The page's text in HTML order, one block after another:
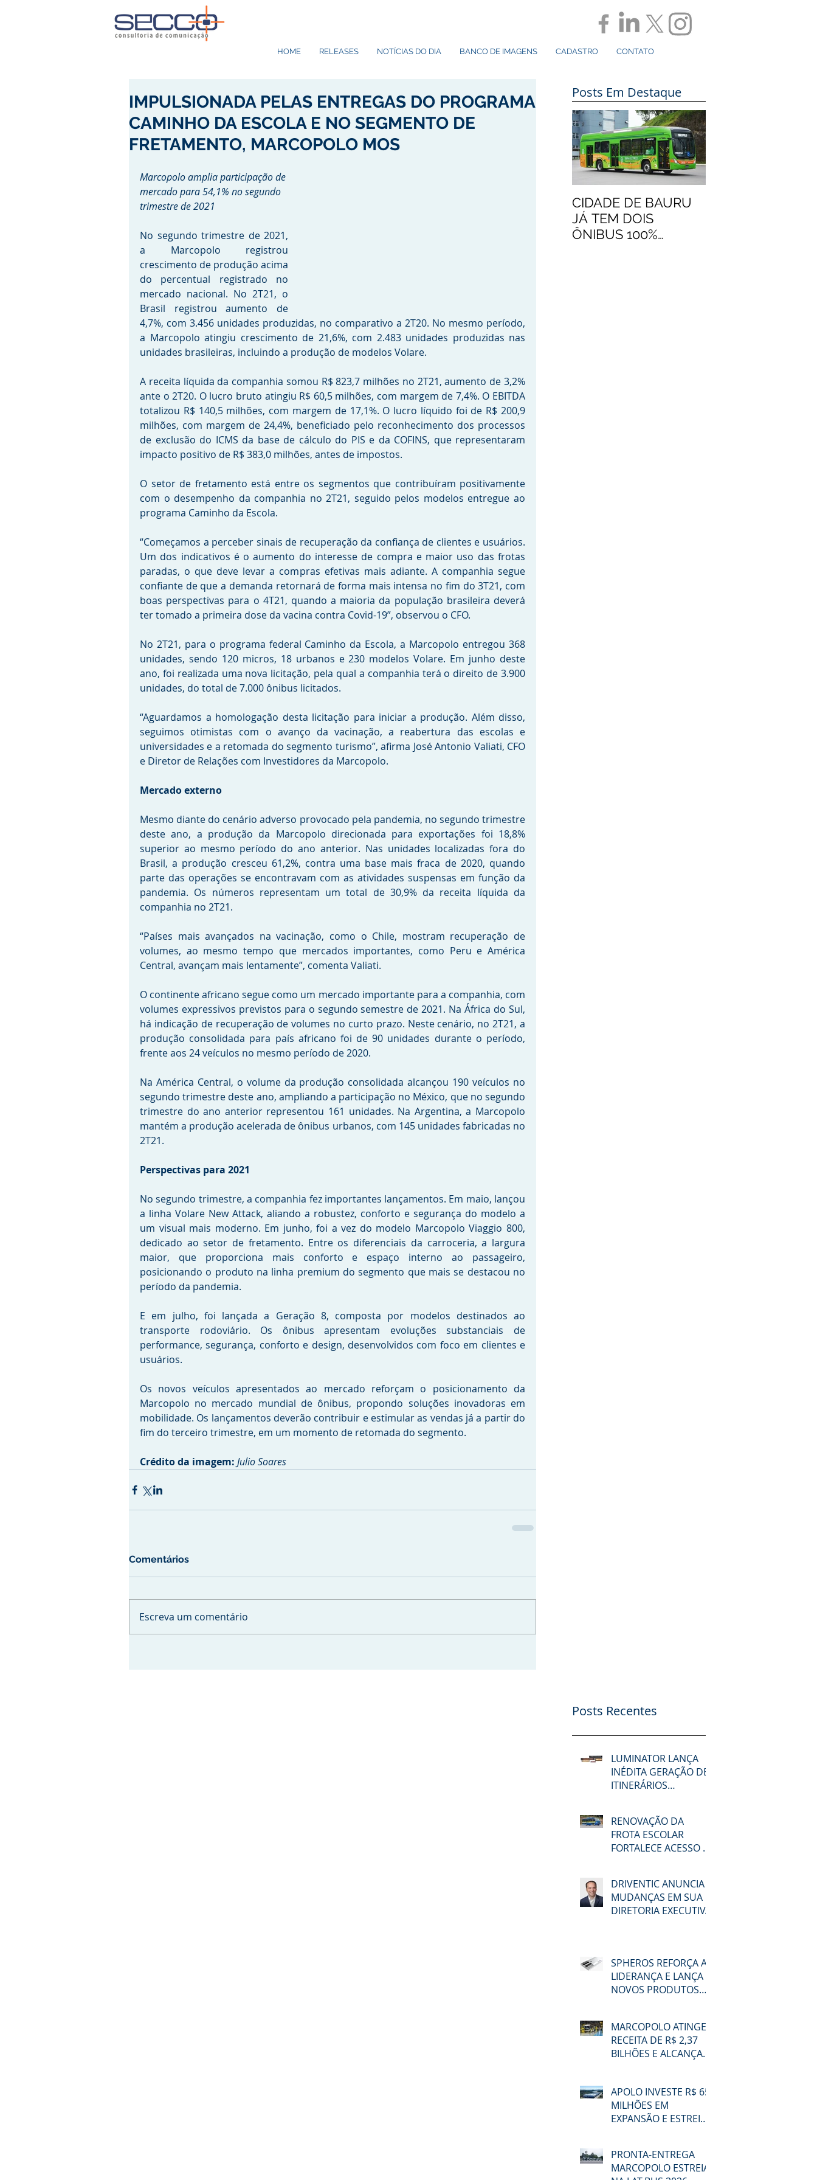
HOME RELEASES NOTÍCIAS DO DIA BANCO DE IMAGENS CADASTRO CONTATO
IMPULSIONADA PELAS ENTREGAS DO PROGRAMA
CAMINHO DA ESCOLA E NO SEGMENTO DE
FRETAMENTO, MARCOPOLO MOS
Marcopolo amplia participação de
mercado para 54,1% no segundo
trimestre de 2021
No segundo trimestre de 2021,
a Marcopolo registrou
crescimento de produção acima
do percentual registrado no
mercado nacional. No 2T21, o
Brasil registrou aumento de
4,7%, com 3.456 unidades produzidas, no comparativo a 2T20. No mesmo período,
a Marcopolo atingiu crescimento de 21,6%, com 2.483 unidades produzidas nas
unidades brasileiras, incluindo a produção de modelos Volare.
A receita líquida da companhia somou R$ 823,7 milhões no 2T21, aumento de 3,2%
ante o 2T20. O lucro bruto atingiu R$ 60,5 milhões, com margem de 7,4%. O EBITDA
totalizou R$ 140,5 milhões, com margem de 17,1%. O lucro líquido foi de R$ 200,9
milhões, com margem de 24,4%, beneficiado pelo reconhecimento dos processos
de exclusão do ICMS da base de cálculo do PIS e da COFINS, que representaram
impacto positivo de R$ 383,0 milhões, antes de impostos.
O setor de fretamento está entre os segmentos que contribuíram positivamente
com o desempenho da companhia no 2T21, seguido pelos modelos entregue ao
programa Caminho da Escola.
“Começamos a perceber sinais de recuperação da confiança de clientes e usuários.
Um dos indicativos é o aumento do interesse de compra e maior uso das frotas
paradas, o que deve levar a compras efetivas mais adiante. A companhia segue
confiante de que a demanda retornará de forma mais intensa no fim do 3T21, com
boas perspectivas para o 4T21, quando a maioria da população brasileira deverá
ter tomado a primeira dose da vacina contra Covid-19”, observou o CFO.
No 2T21, para o programa federal Caminho da Escola, a Marcopolo entregou 368
unidades, sendo 120 micros, 18 urbanos e 230 modelos Volare. Em junho deste
ano, foi realizada uma nova licitação, pela qual a companhia terá o direito de 3.900
unidades, do total de 7.000 ônibus licitados.
“Aguardamos a homologação desta licitação para iniciar a produção. Além disso,
seguimos otimistas com o avanço da vacinação, a reabertura das escolas e
universidades e a retomada do segmento turismo”, afirma José Antonio Valiati, CFO
e Diretor de Relações com Investidores da Marcopolo.
Mercado externo
Mesmo diante do cenário adverso provocado pela pandemia, no segundo trimestre
deste ano, a produção da Marcopolo direcionada para exportações foi 18,8%
superior ao mesmo período do ano anterior. Nas unidades localizadas fora do
Brasil, a produção cresceu 61,2%, contra uma base mais fraca de 2020, quando
parte das operações se encontravam com as atividades suspensas em função da
pandemia. Os números representam um total de 30,9% da receita líquida da
companhia no 2T21.
“Países mais avançados na vacinação, como o Chile, mostram recuperação de
volumes, ao mesmo tempo que mercados importantes, como Peru e América
Central, avançam mais lentamente”, comenta Valiati.
O continente africano segue como um mercado importante para a companhia, com
volumes expressivos previstos para o segundo semestre de 2021. Na África do Sul,
há indicação de recuperação de volumes no curto prazo. Neste cenário, no 2T21, a
produção consolidada para país africano foi de 90 unidades durante o período,
frente aos 24 veículos no mesmo período de 2020.
Na América Central, o volume da produção consolidada alcançou 190 veículos no
segundo trimestre deste ano, ampliando a participação no México, que no segundo
trimestre do ano anterior representou 161 unidades. Na Argentina, a Marcopolo
mantém a produção acelerada de ônibus urbanos, com 145 unidades fabricadas no
2T21.
Perspectivas para 2021
No segundo trimestre, a companhia fez importantes lançamentos. Em maio, lançou
a linha Volare New Attack, aliando a robustez, conforto e segurança do modelo a
um visual mais moderno. Em junho, foi a vez do modelo Marcopolo Viaggio 800,
dedicado ao setor de fretamento. Entre os diferenciais da carroceria, a largura
maior, que proporciona mais conforto e espaço interno ao passageiro,
posicionando o produto na linha premium do segmento que mais se destacou no
período da pandemia.
E em julho, foi lançada a Geração 8, composta por modelos destinados ao
transporte rodoviário. Os ônibus apresentam evoluções substanciais de
performance, segurança, conforto e design, desenvolvidos com foco em clientes e
usuários.
Os novos veículos apresentados ao mercado reforçam o posicionamento da
Marcopolo no mercado mundial de ônibus, propondo soluções inovadoras em
mobilidade. Os lançamentos deverão contribuir e estimular as vendas já a partir do
fim do terceiro trimestre, em um momento de retomada do segmento.
Crédito da imagem: Julio Soares
Comentários
Escreva um comentário
Posts Em Destaque
CIDADE DE BAURU
JÁ TEM DOIS
ÔNIBUS 100%
Posts Recentes
LUMINATOR LANÇA
INÉDITA GERAÇÃO DE
ITINERÁRIOS
RENOVAÇÃO DA
FROTA ESCOLAR
FORTALECE ACESSO À
MACAÉ
DRIVENTIC ANUNCIA
MUDANÇAS EM SUA
DIRETORIA EXECUTIVA
SPHEROS REFORÇA A
LIDERANÇA E LANÇA
NOVOS PRODUTOS
MARCOPOLO ATINGE
RECEITA DE R$ 2,37
BILHÕES E ALCANÇA
MERCADO BRASILEIRO
NO 2T26
APOLO INVESTE R$ 65
MILHÕES EM
EXPANSÃO E ESTREIA
PRONTA-ENTREGA
MARCOPOLO ESTREIA